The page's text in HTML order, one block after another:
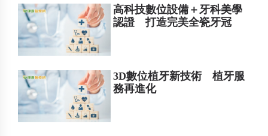
高科技數位設備＋牙科美學
認證 打造完美全瓷牙冠
3D數位植牙新技術 植牙服
務再進化